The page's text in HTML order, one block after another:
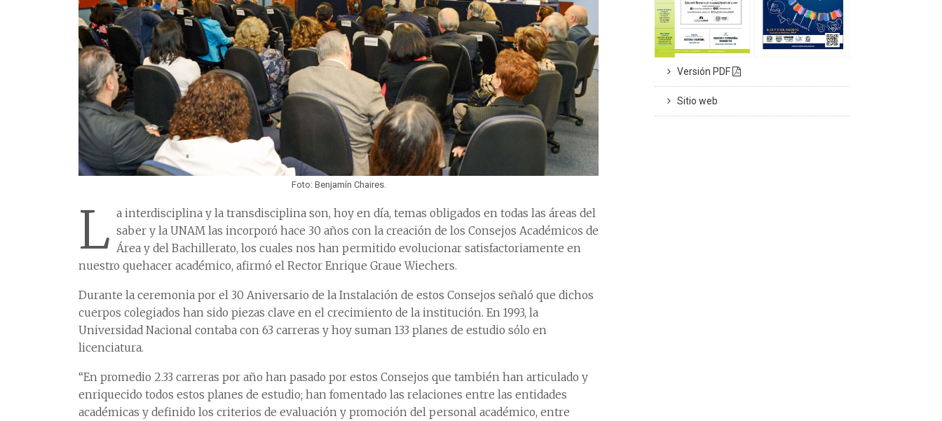
Foto: Benjamín Chaires.
L a interdisciplina y la transdisciplina son, hoy en día, temas obligados en todas las áreas del
saber y la UNAM las incorporó hace 30 años con la creación de los Consejos Académicos de
Área y del Bachillerato, los cuales nos han permitido evolucionar satisfactoriamente en
nuestro quehacer académico, afirmó el Rector Enrique Graue Wiechers.
Durante la ceremonia por el 30 Aniversario de la Instalación de estos Consejos señaló que dichos
cuerpos colegiados han sido piezas clave en el crecimiento de la institución. En 1993, la
Universidad Nacional contaba con 63 carreras y hoy suman 133 planes de estudio sólo en
licenciatura.
“En promedio 2.33 carreras por año han pasado por estos Consejos que también han articulado y
enriquecido todos estos planes de estudio; han fomentado las relaciones entre las entidades
académicas y definido los criterios de evaluación y promoción del personal académico, entre
Versión PDF
Sitio web